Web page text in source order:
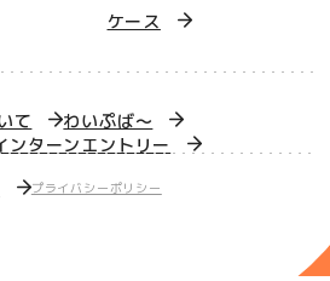
ケース
て
わいぷば〜
ンターンエントリー
プライバシーポリシー